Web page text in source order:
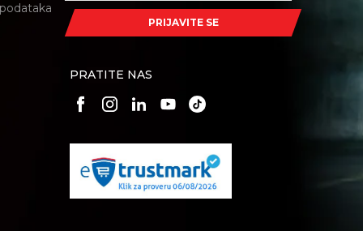
PRIJAVITE SE
PRATITE NAS